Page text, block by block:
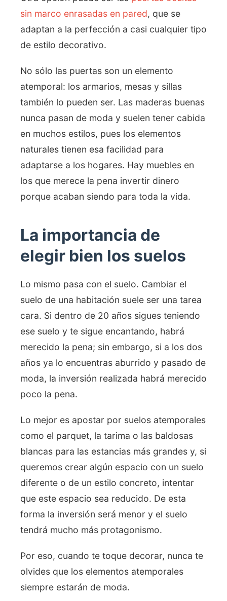
sin marco enrasadas en pared, que se
adaptan a la perfección a casi cualquier tipo
de estilo decorativo.
No sólo las puertas son un elemento
atemporal: los armarios, mesas y sillas
también lo pueden ser. Las maderas buenas
nunca pasan de moda y suelen tener cabida
en muchos estilos, pues los elementos
naturales tienen esa facilidad para
adaptarse a los hogares. Hay muebles en
los que merece la pena invertir dinero
porque acaban siendo para toda la vida.
La importancia de
elegir bien los suelos
Lo mismo pasa con el suelo. Cambiar el
suelo de una habitación suele ser una tarea
cara. Si dentro de 20 años sigues teniendo
ese suelo y te sigue encantando, habrá
merecido la pena; sin embargo, si a los dos
años ya lo encuentras aburrido y pasado de
moda, la inversión realizada habrá merecido
poco la pena.
Lo mejor es apostar por suelos atemporales
como el parquet, la tarima o las baldosas
blancas para las estancias más grandes y, si
queremos crear algún espacio con un suelo
diferente o de un estilo concreto, intentar
que este espacio sea reducido. De esta
forma la inversión será menor y el suelo
tendrá mucho más protagonismo.
Por eso, cuando te toque decorar, nunca te
olvides que los elementos atemporales
siempre estarán de moda.